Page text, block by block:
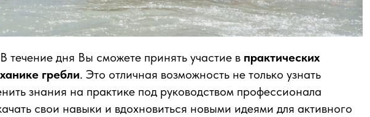
течение дня Вы сможете принять участие в практических
гребли. Это отличная возможность не только узнать
знания на практике под руководством профессионала
свои навыки и вдохновиться новыми идеями для активного